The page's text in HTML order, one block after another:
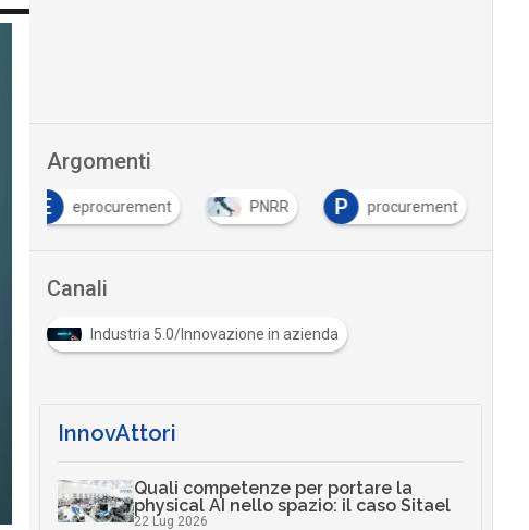
Argomenti
E
eprocurement PNRR P procurement
Canali
Industria 5.0/Innovazione in azienda
InnovAttori
Quali competenze per portare la
physical AI nello spazio: il caso Sitael
22 Lug 2026